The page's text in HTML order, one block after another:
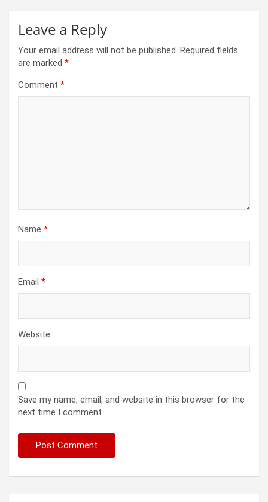
Leave a Reply
Your email address will not be published. Required fields
are marked *
Comment *
Name *
Email *
Website
Save my name, email, and website in this browser for the
next time I comment.